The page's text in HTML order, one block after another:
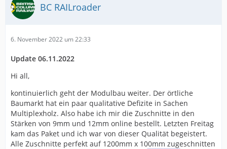
BC RAILroader
6. November 2022 um 22:33
Update 06.11.2022
Hi all,
kontinuierlich geht der Modulbau weiter. Der örtliche
Baumarkt hat ein paar qualitative Defizite in Sachen
Multiplexholz. Also habe ich mir die Zuschnitte in den
Stärken von 9mm und 12mm online bestellt. Letzten Freitag
kam das Paket und ich war von dieser Qualität begeistert.
Alle Zuschnitte perfekt auf 1200mm x 100mm zugeschnitten